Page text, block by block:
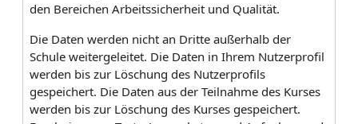
den Bereichen Arbeitssicherheit und Qualität.
Die Daten werden nicht an Dritte außerhalb der
Schule weitergeleitet. Die Daten in Ihrem Nutzerprofil
werden bis zur Löschung des Nutzerprofils
gespeichert. Die Daten aus der Teilnahme des Kurses
werden bis zur Löschung des Kurses gespeichert.